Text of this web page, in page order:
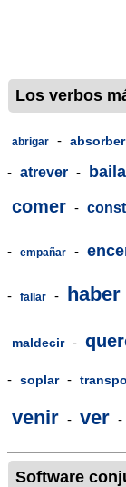
Los verbos
abrigar - absorber
- atrever -
comer -
- empañar -
- fallar - haber
maldecir -
- soplar -
venir - ver -
Software